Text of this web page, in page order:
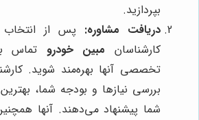
بپردازید.
دریافت مشاوره: پس از انتخاب
کارشناسان مبین خودرو تماس
تخصصی آنها بهره‌مند شوید.
بررسی نیازها و بودجه شما،
شما پیشنهاد می‌دهند. آنها